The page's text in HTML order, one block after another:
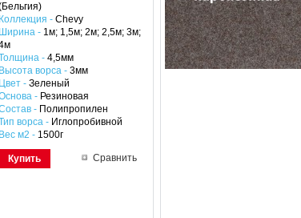
Коллекция - Chevy
Ширина - 1м; 1,5м; 2м; 2,5м; 3м;
- 4,5мм
Высота ворса - 3мм
Цвет - Зеленый
- Резиновая
- Полипропилен
ворса - Иглопробивной
Вес м2 - 1500г
Купить Сравнить